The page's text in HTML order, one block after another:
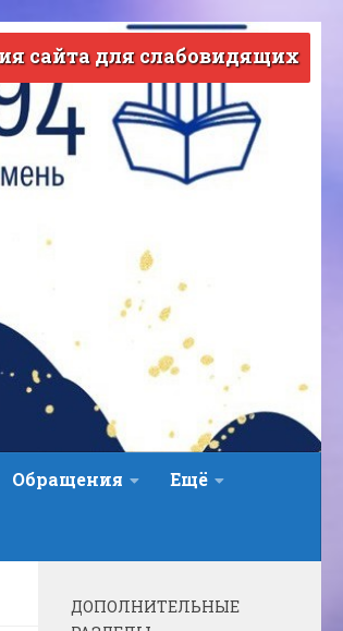
САЙТА ДЛЯ СЛАБОВИДЯЩИХ
сайта для слабовидящих
Обращения Ещё
ДОПОЛНИТЕЛЬНЫЕ